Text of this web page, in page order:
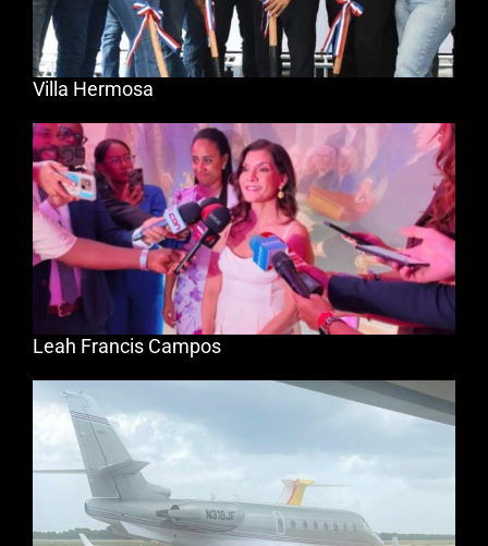
Villa Hermosa
Leah Francis Campos